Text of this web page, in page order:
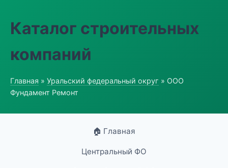
Каталог строительных
компаний
Главная » Уральский федеральный округ » ООО
Фундамент Ремонт
🏠 Главная
Центральный ФО